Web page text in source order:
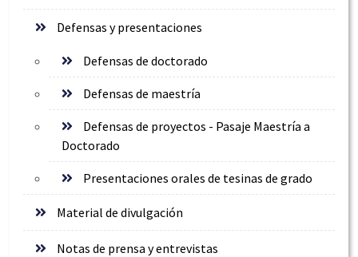
Defensas y presentaciones
Defensas de doctorado
Defensas de maestría
Defensas de proyectos - Pasaje Maestría a
Doctorado
Presentaciones orales de tesinas de grado
Material de divulgación
Notas de prensa y entrevistas